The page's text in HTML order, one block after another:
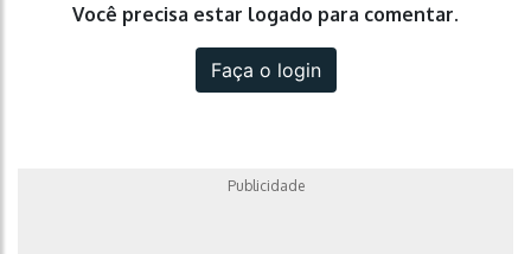
Você precisa estar logado para comentar.
Faça o login
Publicidade